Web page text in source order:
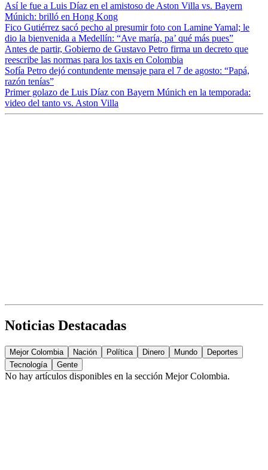
Así le fue a Luis Díaz en el amistoso de Aston Villa vs. Bayern
Múnich: brilló en Hong Kong
Fico Gutiérrez sacó pecho al presumir foto con Lamine Yamal; le
dio la bienvenida a Medellín: “Ave maría, pa’ qué más pues”
Antes de partir, Gobierno de Gustavo Petro firma un decreto que
reescribe las normas para los taxis en Colombia
Sofía Petro dejó contundente mensaje para el 7 de agosto: “Papá,
razón tenías”
Primer golazo de Luis Díaz con Bayern Múnich en la temporada:
video del tanto vs. Aston Villa
Noticias Destacadas
Mejor Colombia Nación Política Dinero Mundo
Deportes
Tecnología
Gente
No hay artículos disponibles en la sección Mejor Colombia.